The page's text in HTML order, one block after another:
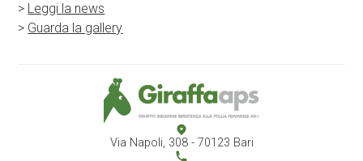
> Leggi la news
> Guarda la gallery
Via Napoli, 308 - 70123 Bari